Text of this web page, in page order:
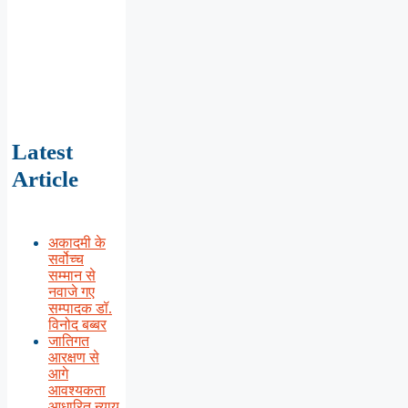
Latest
Article
अकादमी के
सर्वोच्च
सम्मान से
नवाजे गए
सम्पादक डॉ.
विनोद बब्बर
जातिगत
आरक्षण से
आगे
आवश्यकता